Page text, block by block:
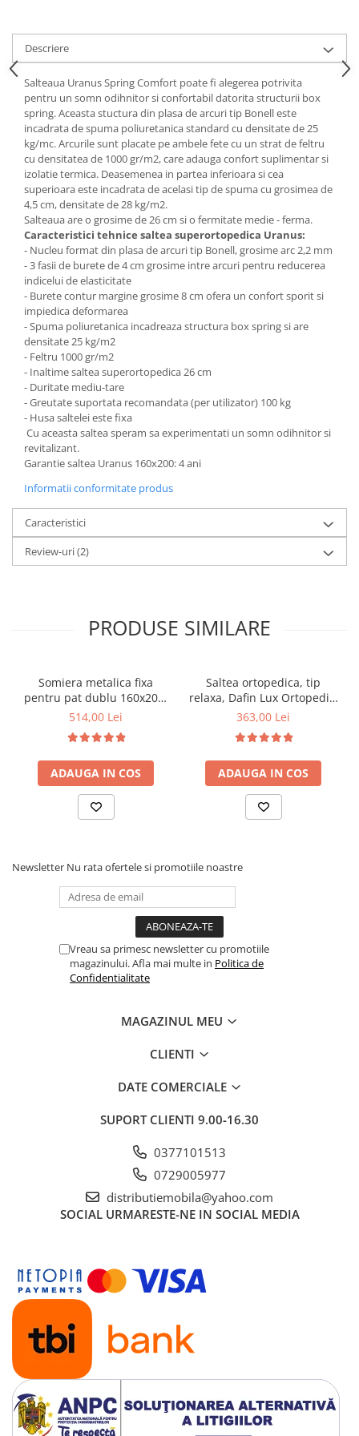
Scaune gradinita
Set mese si scaune gradinita
Mobilier copii
Mobila camera copii
Scaune birou pentru copii
Saltele patuturi copii
Paturi copii
Masa si scaune gradinita
Seturi comode living si dormitor
Descriere
Salteaua Uranus Spring Comfort poate fi alegerea potrivita
pentru un somn odihnitor si confortabil datorita structurii box
spring. Aceasta stuctura din plasa de arcuri tip Bonell este
incadrata de spuma poliuretanica standard cu densitate de 25
kg/mc. Arcurile sunt placate pe ambele fete cu un strat de feltru
cu densitatea de 1000 gr/m2, care adauga confort suplimentar si
izolatie termica. Deasemenea in partea inferioara si cea
superioara este incadrata de acelasi tip de spuma cu grosimea de
4,5 cm, densitate de 28 kg/m2.
Salteaua are o grosime de 26 cm si o fermitate medie - ferma.
Caracteristici tehnice saltea superortopedica Uranus:
- Nucleu format din plasa de arcuri tip Bonell, grosime arc 2,2 mm
- 3 fasii de burete de 4 cm grosime intre arcuri pentru reducerea
indicelui de elasticitate
- Burete contur margine grosime 8 cm ofera un confort sporit si
impiedica deformarea
- Spuma poliuretanica incadreaza structura box spring si are
densitate 25 kg/m2
- Feltru 1000 gr/m2
- Inaltime saltea superortopedica 26 cm
- Duritate mediu-tare
- Greutate suportata recomandata (per utilizator) 100 kg
- Husa saltelei este fixa
Cu aceasta saltea speram sa experimentati un somn odihnitor si
revitalizant.
Garantie saltea Uranus 160x200: 4 ani
Informatii conformitate produs
Caracteristici
Review-uri(2)
PRODUSE SIMILARE
Somiera metalica fixa
pentru pat dublu 160x200,
6 picioare, 32 lamele lemn
saltea ferm, negru
514,00 Lei
ADAUGA IN COS
Saltea ortopedica, tip
relaxa, Dafin Lux Ortopedic,
90x200x21cm, fermitate
tip Bonell, fata vara-iarna,
sistem de aerisire cu
butoni, Salt Confort
363,00 Lei
ADAUGA IN COS
Newsletter Nu rata ofertele si promotiile noastre
Vreau sa primesc newsletter cu promotiile
magazinului. Afla mai multe in Politica de
Confidentialitate
MAGAZINUL MEU
CLIENTI
DATE COMERCIALE
SUPORT CLIENTI 9.00-16.30
0377101513
0729005977
distributiemobila@yahoo.com
SOCIAL URMARESTE-NE IN SOCIAL MEDIA